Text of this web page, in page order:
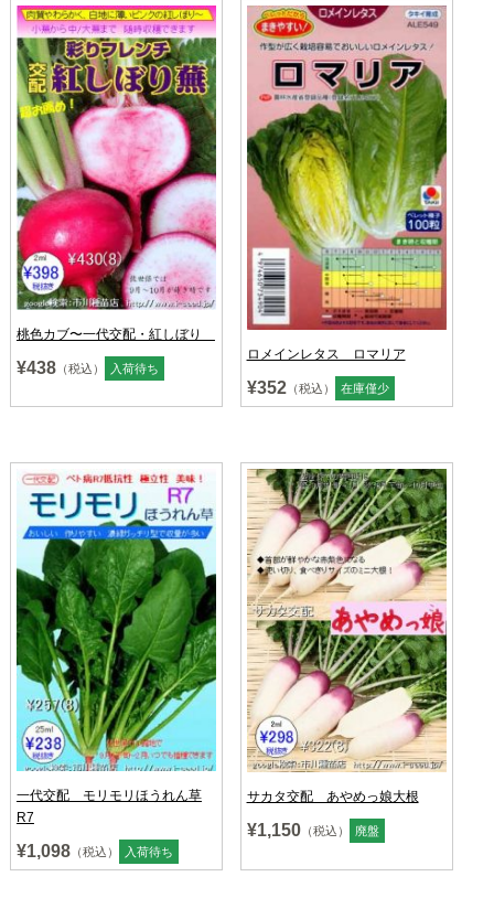
桃色カブ〜一代交配・紅しぼり
¥438（税込） 入荷待ち
ロメインレタス ロマリア
¥352 （税込） 在庫僅少
一代交配 モリモリほうれん草
R7
¥1,098（税込） 入荷待ち
サカタ交配 あやめっ娘大根
¥1,150（税込） 廃盤